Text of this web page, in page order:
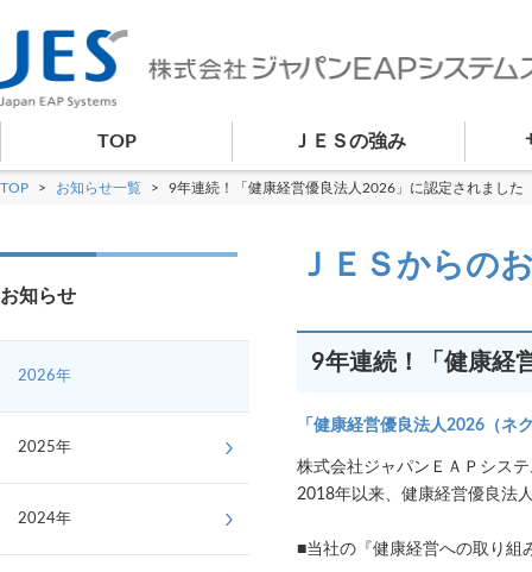
TOP ＪＥＳの強み
TOP > お知らせ一覧 > 9年連続！「健康経営優良法人2026」に認定されました
ＪＥＳからの
9年連続！「健康経
「健康経営優良法人2026（ネ
株式会社ジャパンＥＡＰシス
2018年以来、健康経営優良法
■当社の『健康経営への取り組
お知らせ
2026年
2025年
2024年